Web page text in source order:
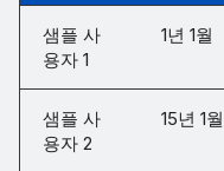
샘플 사
용자 1
1년 1월
샘플 사
용자 2
15년 1월